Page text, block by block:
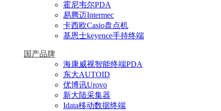
霍尼韦尔PDA
易腾迈Intermec
卡西欧Casio盘点机
基恩士keyence手持终端
国产品牌
海康威视智能终端PDA
东大AUTOID
优博讯Urovo
新大陆采集器
Idata移动数据终端